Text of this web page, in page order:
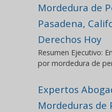
Mordedura de
Pasadena,
Derechos Hoy
Resumen Ejecutivo:
por mordedura de
Expertos
Mordeduras de